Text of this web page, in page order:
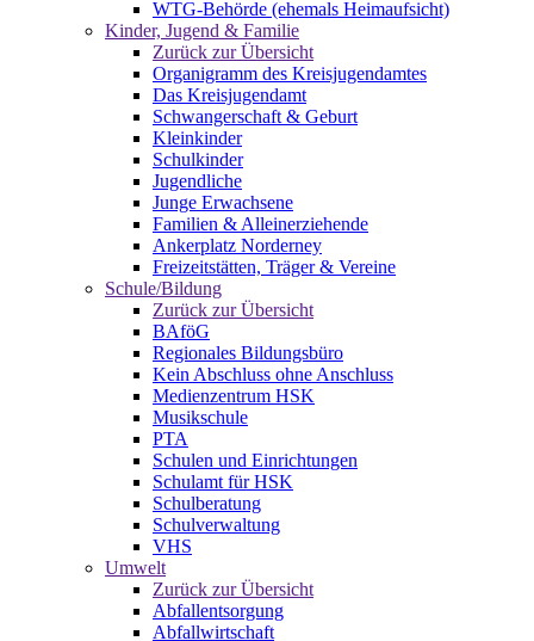
WTG-Behörde (ehemals Heimaufsicht)
Kinder, Jugend & Familie
Zurück zur Übersicht
Organigramm des Kreisjugendamtes
Das Kreisjugendamt
Schwangerschaft & Geburt
Kleinkinder
Schulkinder
Jugendliche
Junge Erwachsene
Familien & Alleinerziehende
Ankerplatz Norderney
Freizeitstätten, Träger & Vereine
Schule/Bildung
Zurück zur Übersicht
BAföG
Regionales Bildungsbüro
Kein Abschluss ohne Anschluss
Medienzentrum HSK
Musikschule
PTA
Schulen und Einrichtungen
Schulamt für HSK
Schulberatung
Schulverwaltung
VHS
Umwelt
Zurück zur Übersicht
Abfallentsorgung
Abfallwirtschaft